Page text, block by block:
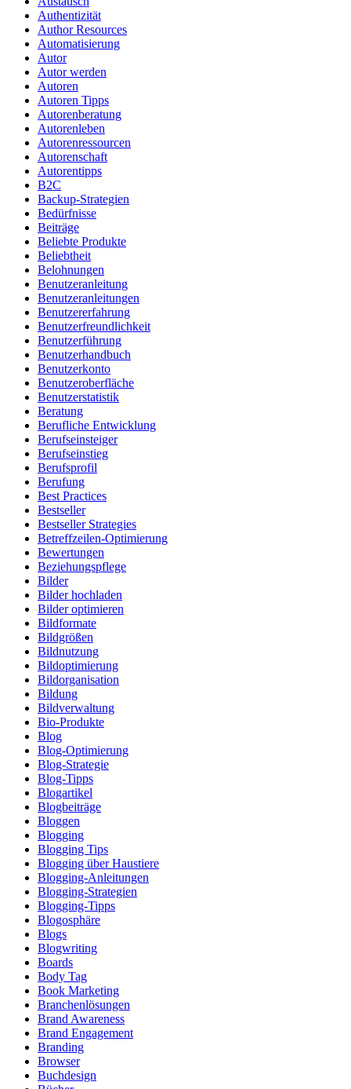
Authentizität
Author Resources
Automatisierung
Autor
Autor werden
Autoren
Autoren Tipps
Autorenberatung
Autorenleben
Autorenressourcen
Autorenschaft
Autorentipps
B2C
Backup-Strategien
Bedürfnisse
Beiträge
Beliebte Produkte
Beliebtheit
Belohnungen
Benutzeranleitung
Benutzeranleitungen
Benutzererfahrung
Benutzerfreundlichkeit
Benutzerführung
Benutzerhandbuch
Benutzerkonto
Benutzeroberfläche
Benutzerstatistik
Beratung
Berufliche Entwicklung
Berufseinsteiger
Berufseinstieg
Berufsprofil
Berufung
Best Practices
Bestseller
Bestseller Strategies
Betreffzeilen-Optimierung
Bewertungen
Beziehungspflege
Bilder
Bilder hochladen
Bilder optimieren
Bildformate
Bildgrößen
Bildnutzung
Bildoptimierung
Bildorganisation
Bildung
Bildverwaltung
Bio-Produkte
Blog
Blog-Optimierung
Blog-Strategie
Blog-Tipps
Blogartikel
Blogbeiträge
Bloggen
Blogging
Blogging Tips
Blogging über Haustiere
Blogging-Anleitungen
Blogging-Strategien
Blogging-Tipps
Blogosphäre
Blogs
Blogwriting
Boards
Body Tag
Book Marketing
Branchenlösungen
Brand Awareness
Brand Engagement
Branding
Browser
Buchdesign